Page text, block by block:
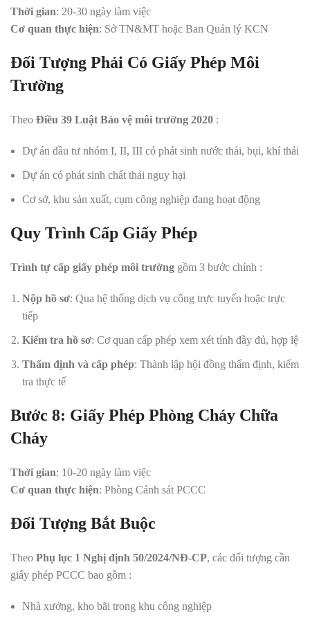
Thời gian: 20-30 ngày làm việc
Cơ quan thực hiện: Sở TN&MT hoặc Ban Quản lý KCN
Đối Tượng Phải Có Giấy Phép Môi
Trường
Theo Điều 39 Luật Bảo vệ môi trường 2020 :
Dự án đầu tư nhóm I, II, III có phát sinh nước thải, bụi, khí thải
Dự án có phát sinh chất thải nguy hại
Cơ sở, khu sản xuất, cụm công nghiệp đang hoạt động
Quy Trình Cấp Giấy Phép
Trình tự cấp giấy phép môi trường gồm 3 bước chính :
Nộp hồ sơ: Qua hệ thống dịch vụ công trực tuyến hoặc trực
tiếp
Kiểm tra hồ sơ: Cơ quan cấp phép xem xét tính đầy đủ, hợp lệ
Thẩm định và cấp phép: Thành lập hội đồng thẩm định, kiểm
tra thực tế
Bước 8: Giấy Phép Phòng Cháy Chữa
Cháy
Thời gian: 10-20 ngày làm việc
Cơ quan thực hiện: Phòng Cảnh sát PCCC
Đối Tượng Bắt Buộc
Theo Phụ lục 1 Nghị định 50/2024/NĐ-CP, các đối tượng cần
giấy phép PCCC bao gồm :
Nhà xưởng, kho bãi trong khu công nghiệp